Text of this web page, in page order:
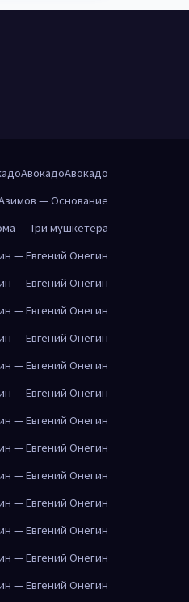
АвокадоАвокадо
— Основание
— Три мушкетёра
— Евгений Онегин
— Евгений Онегин
— Евгений Онегин
— Евгений Онегин
— Евгений Онегин
— Евгений Онегин
— Евгений Онегин
— Евгений Онегин
— Евгений Онегин
— Евгений Онегин
— Евгений Онегин
— Евгений Онегин
— Евгений Онегин